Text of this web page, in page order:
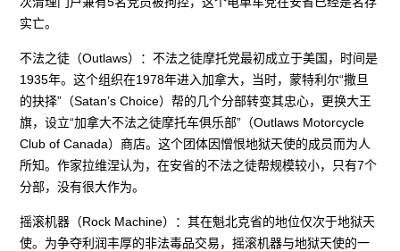
实亡。
不法之徒（Outlaws）：不法之徒摩托党最初成立于美国，时间是
1935年。这个组织在1978年进入加拿大，当时，蒙特利尔“撒旦
的抉择”（Satan’s Choice）帮的几个分部转变其忠心，更换大王
旗，设立“加拿大不法之徒摩托车俱乐部”（Outlaws Motorcycle
Club of Canada）商店。这个团体因憎恨地狱天使的成员而为人
所知。作家拉维涅认为，在安省的不法之徒帮规模较小，只有7个
分部，没有很大作为。
摇滚机器（Rock Machine）：其在魁北克省的地位仅次于地狱天
使。为争夺利润丰厚的非法毒品交易，摇滚机器与地狱天使的一